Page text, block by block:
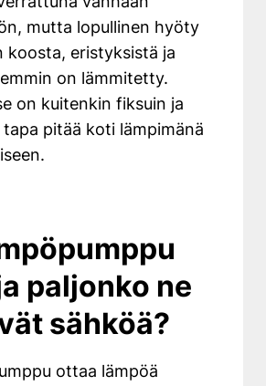
, mutta lopullinen hyöty
koosta, eristyksistä ja
on lämmitetty.
on kuitenkin fiksuin ja
pitää koti lämpimänä
paljonko ne
sähköä?
ottaa lämpöä